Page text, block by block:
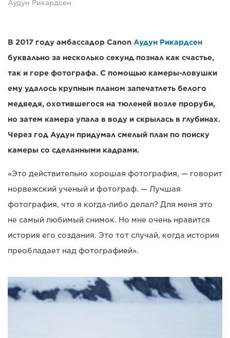
Аудун Рикардсен
В 2017 году амбассадор Canon Аудун Рикардсен
буквально за несколько секунд познал как счастье,
так и горе фотографа. С помощью камеры-ловушки
ему удалось крупным планом запечатлеть белого
медведя, охотившегося на тюленей возле проруби,
но затем камера упала в воду и скрылась в глубинах.
Через год Аудун придумал смелый план по поиску
камеры со сделанными кадрами.
«Это действительно хорошая фотография, — говорит
норвежский ученый и фотограф. — Лучшая
фотография, что я когда-либо делал? Для меня это
не самый любимый снимок. Но мне очень нравится
история его создания. Это тот случай, когда история
преобладает над фотографией».